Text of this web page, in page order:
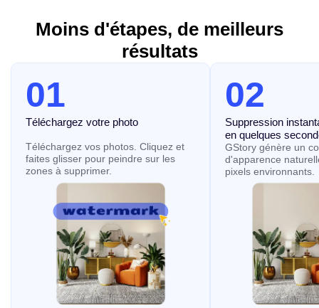
Moins d'étapes, de meilleurs
résultats
01
Téléchargez votre photo
Téléchargez vos photos. Cliquez et
faites glisser pour peindre sur les
zones à supprimer.
02
Suppression
en quelques
GStory génère un
d'apparence
pixels environnants.